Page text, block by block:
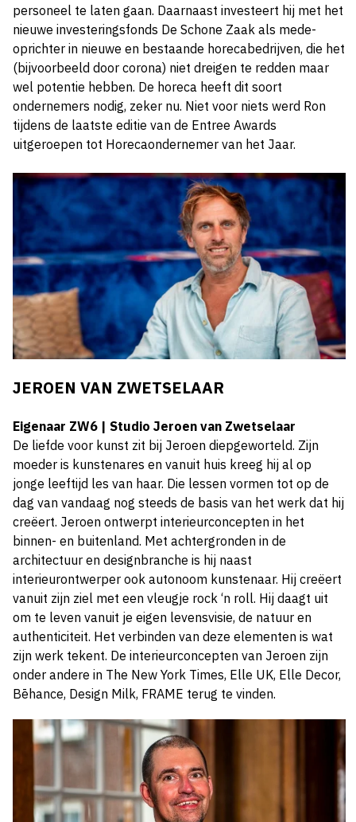
personeel te laten gaan. Daarnaast investeert hij met het
nieuwe investeringsfonds De Schone Zaak als mede-
oprichter in nieuwe en bestaande horecabedrijven, die het
(bijvoorbeeld door corona) niet dreigen te redden maar
wel potentie hebben. De horeca heeft dit soort
ondernemers nodig, zeker nu. Niet voor niets werd Ron
tijdens de laatste editie van de Entree Awards
uitgeroepen tot Horecaondernemer van het Jaar.
JEROEN VAN ZWETSELAAR
Eigenaar ZW6 | Studio Jeroen van Zwetselaar
De liefde voor kunst zit bij Jeroen diepgeworteld. Zijn
moeder is kunstenares en vanuit huis kreeg hij al op
jonge leeftijd les van haar. Die lessen vormen tot op de
dag van vandaag nog steeds de basis van het werk dat hij
creëert. Jeroen ontwerpt interieurconcepten in het
binnen- en buitenland. Met achtergronden in de
architectuur en designbranche is hij naast
interieurontwerper ook autonoom kunstenaar. Hij creëert
vanuit zijn ziel met een vleugje rock ‘n roll. Hij daagt uit
om te leven vanuit je eigen levensvisie, de natuur en
authenticiteit. Het verbinden van deze elementen is wat
zijn werk tekent. De interieurconcepten van Jeroen zijn
onder andere in The New York Times, Elle UK, Elle Decor,
Bēhance, Design Milk, FRAME terug te vinden.